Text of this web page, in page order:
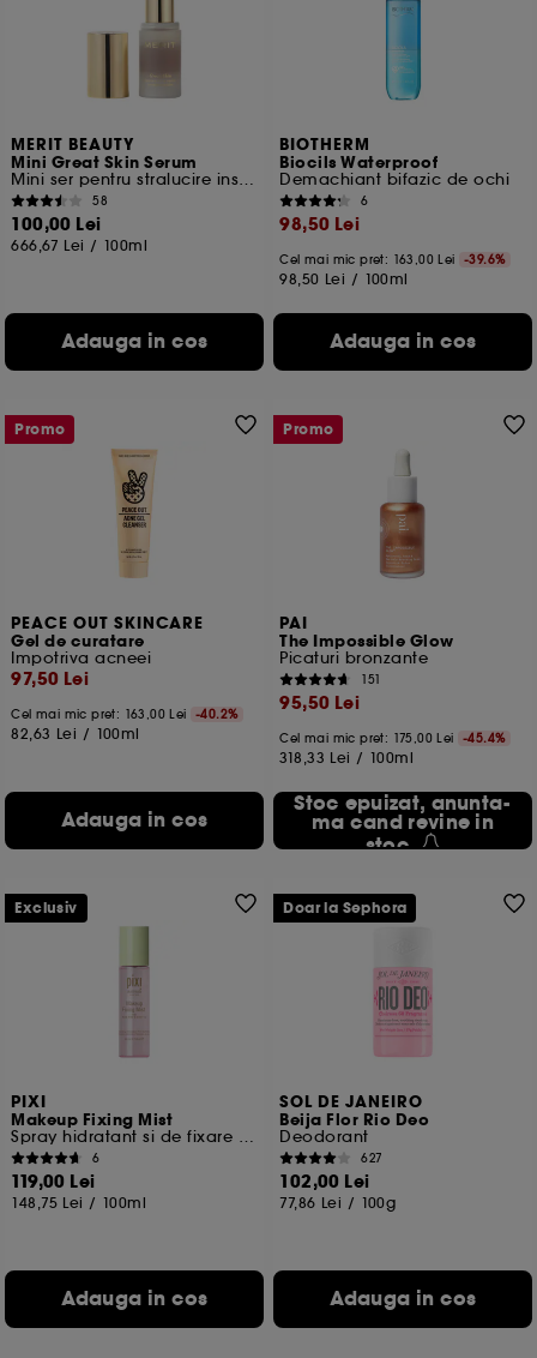
MERIT BEAUTY
Mini Great Skin Serum
Mini ser pentru stralucire instantanee
58
100,00 Lei
666,67 Lei / 100ml
Adauga in cos
BIOTHERM
Biocils Waterproof
Demachiant bifazic de ochi
6
98,50 Lei
Cel mai mic pret: 163,00 Lei -39.6%
98,50 Lei / 100ml
Adauga in cos
PEACE OUT SKINCARE
Gel de curatare
Impotriva acneei
97,50 Lei
Cel mai mic pret: 163,00 Lei -40.2%
82,63 Lei / 100ml
Adauga in cos
Promo
PAI
The Impossible Glow
Picaturi bronzante
151
95,50 Lei
Cel mai mic pret: 175,00 Lei -45.4%
318,33 Lei / 100ml
Stoc epuizat, anunta-
ma cand revine in
stoc
Promo
PIXI
Makeup Fixing Mist
Spray hidratant si de fixare a machiajului
6
119,00 Lei
148,75 Lei / 100ml
Adauga in cos
Exclusiv
SOL DE JANEIRO
Beija Flor Rio Deo
Deodorant
627
102,00 Lei
77,86 Lei / 100g
Adauga in cos
Doar la Sephora
Cu exceptia cookie-urilor tehnice, plasarea si citirea
celorlalte necesita acordul tau. Poti sa iti personalizezi
alegerile privind plasarea acestor cookies folosind
optiunea "Schimba preferintele" de mai jos, sau poti
toate". Poti alege sa iti modifici preferintele oricand.
Daca doresti mai multe informatii despre cookie-urile
folosite, clickaici.